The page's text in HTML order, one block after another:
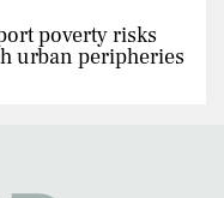
poverty risks
urban peripheries